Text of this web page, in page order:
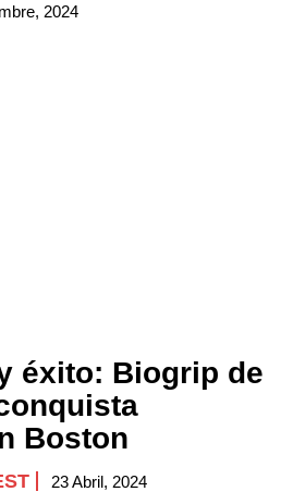
2024
éxito: Biogrip de
Boston
23 Abril, 2024